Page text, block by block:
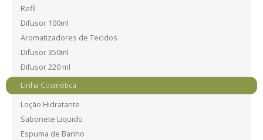
Refil
Difusor 100ml
Aromatizadores de Tecidos
Difusor 350ml
Difusor 220 ml
Linha Cosmética
Loção Hidratante
Sabonete Liquido
Espuma de Banho